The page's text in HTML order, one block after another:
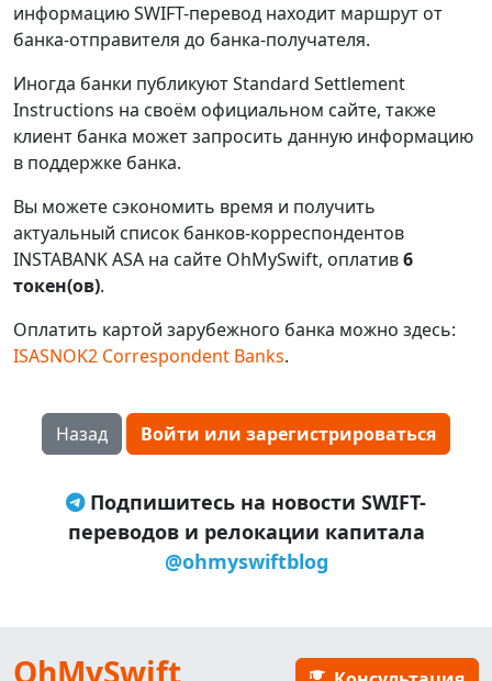
информацию SWIFT-перевод находит маршрут от
банка-отправителя до банка-получателя.
Иногда банки публикуют Standard Settlement
Instructions на своём официальном сайте, также
клиент банка может запросить данную информацию
в поддержке банка.
Вы можете сэкономить время и получить
актуальный список банков-корреспондентов
INSTABANK ASA на сайте OhMySwift, оплатив6
токен(ов).
Оплатить картой зарубежного банка можно здесь:
ISASNOK2 Correspondent Banks.
Назад Войти или зарегистрироваться
Подпишитесь на новости SWIFT-
переводов и релокации капитала
@ohmyswiftblog
OhMySwift